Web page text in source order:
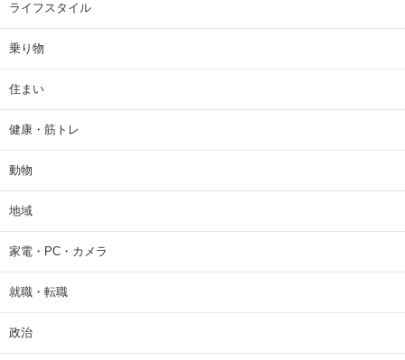
ライフスタイル
乗り物
住まい
健康・筋トレ
動物
地域
家電・PC・カメラ
就職・転職
政治